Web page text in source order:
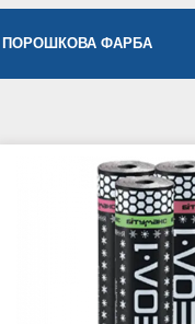
ПОРОШКОВА ФАРБА